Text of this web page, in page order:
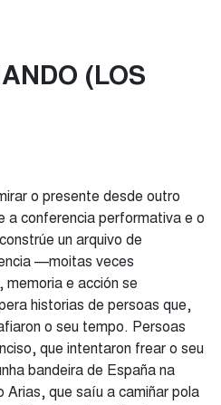
(LOS
o presente desde outro
a conferencia performativa e o
un arquivo de
—moitas veces
e acción se
historias de persoas que,
o seu tempo. Persoas
que intentaron frear o seu
bandeira de España na
Arias, que saíu a camiñar pola